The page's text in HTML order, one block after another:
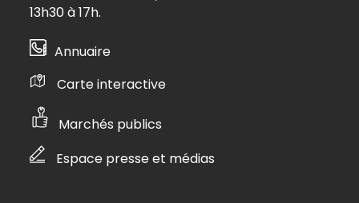
13h30 à 17h.
Annuaire
Carte interactive
Marchés publics
Espace presse et médias